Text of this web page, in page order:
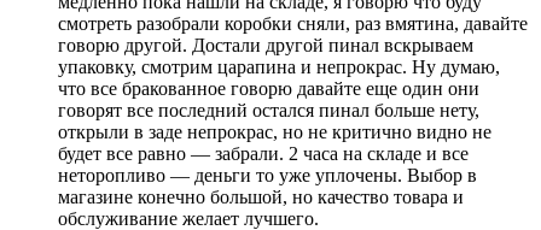
смотреть разобрали коробки сняли, раз вмятина, давайте
говорю другой. Достали другой пинал вскрываем
упаковку, смотрим царапина и непрокрас. Ну думаю,
что все бракованное говорю давайте еще один они
говорят все последний остался пинал больше нету,
открыли в заде непрокрас, но не критично видно не
будет все равно — забрали. 2 часа на складе и все
неторопливо — деньги то уже уплочены. Выбор в
магазине конечно большой, но качество товара и
обслуживание желает лучшего.